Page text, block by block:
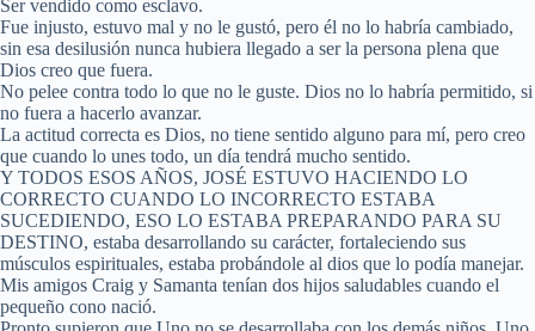
Ser vendido como esclavo.
Fue injusto, estuvo mal y no le gustó, pero él no lo habría cambiado,
sin esa desilusión nunca hubiera llegado a ser la persona plena que
Dios creo que fuera.
No pelee contra todo lo que no le guste. Dios no lo habría permitido, si
no fuera a hacerlo avanzar.
La actitud correcta es Dios, no tiene sentido alguno para mí, pero creo
que cuando lo unes todo, un día tendrá mucho sentido.
Y TODOS ESOS AÑOS, JOSÉ ESTUVO HACIENDO LO
CORRECTO CUANDO LO INCORRECTO ESTABA
SUCEDIENDO, ESO LO ESTABA PREPARANDO PARA SU
DESTINO, estaba desarrollando su carácter, fortaleciendo sus
músculos espirituales, estaba probándole al dios que lo podía manejar.
Mis amigos Craig y Samanta tenían dos hijos saludables cuando el
pequeño cono nació.